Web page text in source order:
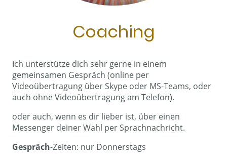
Coaching
Ich unterstütze dich sehr gerne in einem
gemeinsamen Gespräch (online per
Videoübertragung über Skype oder MS-Teams, oder
auch ohne Videoübertragung am Telefon).
oder auch, wenn es dir lieber ist, über einen
Messenger deiner Wahl per Sprachnachricht.
Gespräch-Zeiten: nur Donnerstags